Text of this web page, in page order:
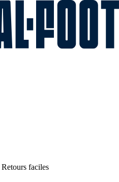
Retours faciles